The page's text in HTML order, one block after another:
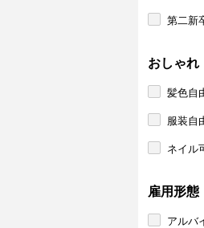
第二新
おしゃれ
髪色自
服装自
ネイル
雇用形態
アルバ